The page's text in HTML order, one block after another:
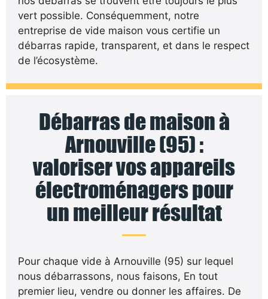
vert possible. Conséquemment, notre
entreprise de vide maison vous certifie un
débarras rapide, transparent, et dans le respect
de l’écosystème.
Débarras de maison à
Arnouville (95) :
valoriser vos appareils
électroménagers pour
un meilleur résultat
Pour chaque vide à Arnouville (95) sur lequel
nous débarrassons, nous faisons, En tout
premier lieu, vendre ou donner les affaires. De